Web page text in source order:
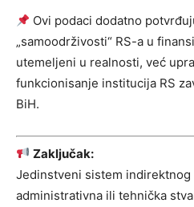
Ovi podaci dodatno
„samoodrživosti“ RS-a u
utemeljeni u realnosti, već
funkcionisanje institucija RS
BiH.
Zaključak:
Jedinstveni sistem indirektnog
administrativna ili tehnička